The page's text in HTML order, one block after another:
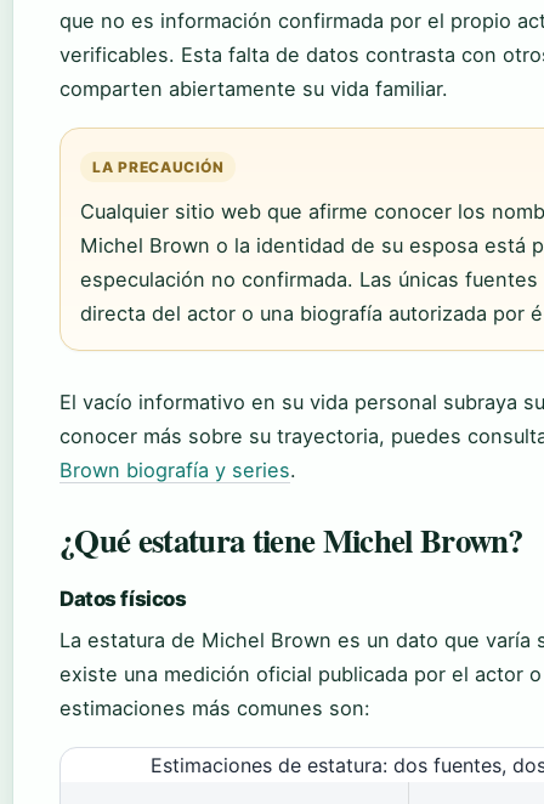
que no es información confirmada por el propio
verificables. Esta falta de datos contrasta con
comparten abiertamente su vida familiar.
LA PRECAUCIÓN
Cualquier sitio web que afirme conocer los
Michel Brown o la identidad de su esposa está
especulación no confirmada. Las únicas
directa del actor o una biografía autorizada por
El vacío informativo en su vida personal subraya
conocer más sobre su trayectoria, puedes
Brown biografía y series.
¿Qué estatura tiene Michel Brown?
Datos físicos
La estatura de Michel Brown es un dato que varía
existe una medición oficial publicada por el actor
estimaciones más comunes son:
Estimaciones de estatura: dos fuentes,